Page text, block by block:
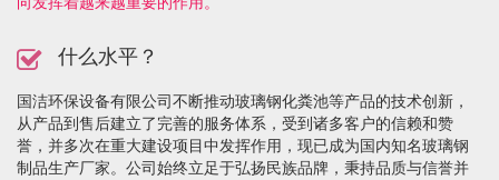
什么水平？
国洁环保设备有限公司不断推动玻璃钢化粪池等产品的技术创新，
从产品到售后建立了完善的服务体系，受到诸多客户的信赖和赞
誉，并多次在重大建设项目中发挥作用，现已成为国内知名玻璃钢
制品生产厂家。公司始终立足于弘扬民族品牌，秉持品质与信誉并